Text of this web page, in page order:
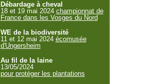
Débardage à cheval
18 et 19 mai 2024 championnat de
France dans les Vosges du Nord
WE de la biodiversité
11 et 12 mai 2024 écomusée
d'Ungersheim
Au fil de la laine
13/05/2024
pour protéger les plantations